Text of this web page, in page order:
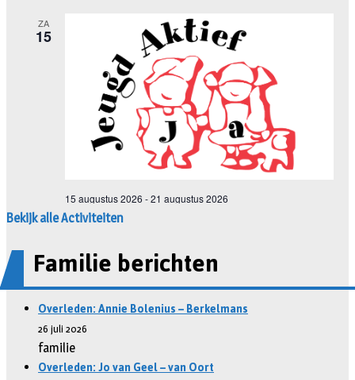
Bekijk alle Activiteiten
Familie berichten
Overleden: Annie Bolenius – Berkelmans
26 juli 2026
familie
Overleden: Jo van Geel – van Oort